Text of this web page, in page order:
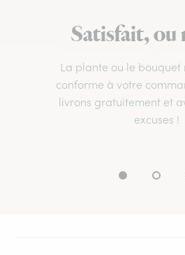
Satisfait, ou
La plante ou le bouquet
conforme à votre
livrons gratuitement et
excuses !